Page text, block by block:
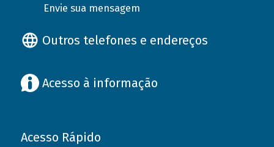
Envie sua mensagem
Outros telefones e endereços
Acesso à informação
Acesso Rápido